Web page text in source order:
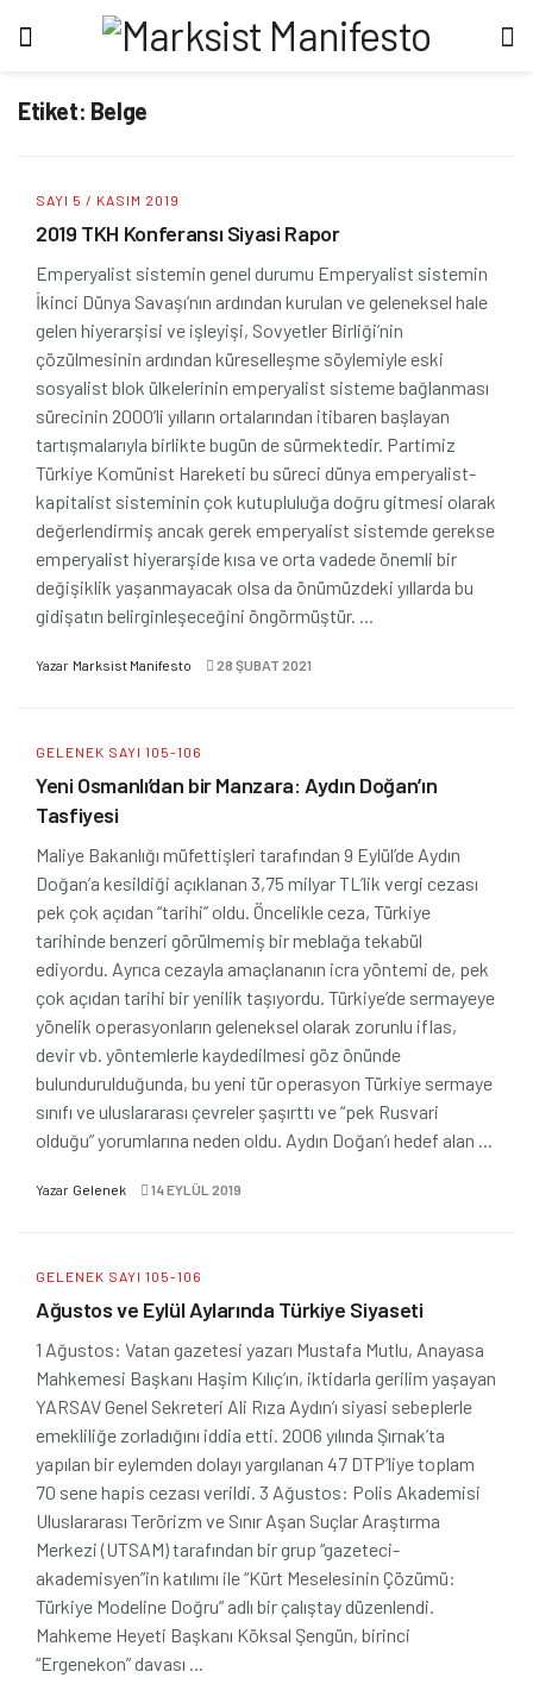
Etiket: Belge
SAYI 5 / KASIM 2019
2019 TKH Konferansı Siyasi Rapor
Emperyalist sistemin genel durumu Emperyalist sistemin
İkinci Dünya Savaşı’nın ardından kurulan ve geleneksel hale
gelen hiyerarşisi ve işleyişi, Sovyetler Birliği’nin
çözülmesinin ardından küreselleşme söylemiyle eski
sosyalist blok ülkelerinin emperyalist sisteme bağlanması
sürecinin 2000’li yılların ortalarından itibaren başlayan
tartışmalarıyla birlikte bugün de sürmektedir. Partimiz
Türkiye Komünist Hareketi bu süreci dünya emperyalist-
kapitalist sisteminin çok kutupluluğa doğru gitmesi olarak
değerlendirmiş ancak gerek emperyalist sistemde gerekse
emperyalist hiyerarşide kısa ve orta vadede önemli bir
değişiklik yaşanmayacak olsa da önümüzdeki yıllarda bu
gidişatın belirginleşeceğini öngörmüştür. ...
Yazar Marksist Manifesto 28 ŞUBAT 2021
GELENEK SAYI 105-106
Yeni Osmanlı’dan bir Manzara: Aydın Doğan’ın
Tasfiyesi
Maliye Bakanlığı müfettişleri tarafından 9 Eylül’de Aydın
Doğan’a kesildiği açıklanan 3,75 milyar TL’lik vergi cezası
pek çok açıdan “tarihi” oldu. Öncelikle ceza, Türkiye
tarihinde benzeri görülmemiş bir meblağa tekabül
ediyordu. Ayrıca cezayla amaçlananın icra yöntemi de, pek
çok açıdan tarihi bir yenilik taşıyordu. Türkiye’de sermayeye
yönelik operasyonların geleneksel olarak zorunlu iflas,
devir vb. yöntemlerle kaydedilmesi göz önünde
bulundurulduğunda, bu yeni tür operasyon Türkiye sermaye
sınıfı ve uluslararası çevreler şaşırttı ve “pek Rusvari
olduğu” yorumlarına neden oldu. Aydın Doğan’ı hedef alan ...
Yazar Gelenek 14 EYLÜL 2019
GELENEK SAYI 105-106
Ağustos ve Eylül Aylarında Türkiye Siyaseti
1 Ağustos: Vatan gazetesi yazarı Mustafa Mutlu, Anayasa
Mahkemesi Başkanı Haşim Kılıç’ın, iktidarla gerilim yaşayan
YARSAV Genel Sekreteri Ali Rıza Aydın’ı siyasi sebeplerle
emekliliğe zorladığını iddia etti. 2006 yılında Şırnak’ta
yapılan bir eylemden dolayı yargılanan 47 DTP’liye toplam
70 sene hapis cezası verildi. 3 Ağustos: Polis Akademisi
Uluslararası Terörizm ve Sınır Aşan Suçlar Araştırma
Merkezi (UTSAM) tarafından bir grup “gazeteci-
akademisyen”in katılımı ile “Kürt Meselesinin Çözümü:
Türkiye Modeline Doğru” adlı bir çalıştay düzenlendi.
Mahkeme Heyeti Başkanı Köksal Şengün, birinci
“Ergenekon” davası ...